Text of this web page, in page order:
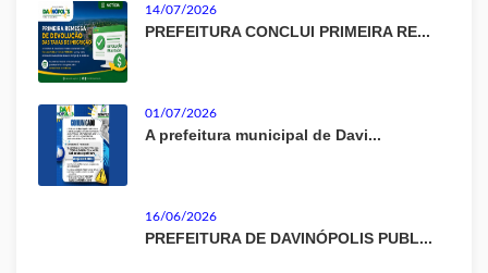
14/07/2026
PREFEITURA CONCLUI PRIMEIRA RE...
01/07/2026
A prefeitura municipal de Davi...
16/06/2026
PREFEITURA DE DAVINÓPOLIS PUBL...